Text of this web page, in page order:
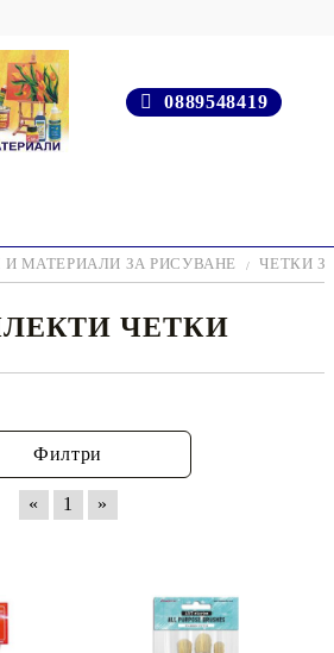
0889548419
И МАТЕРИАЛИ ЗА РИСУВАНЕ ЧЕТКИ
ЧЕТКИ
Филтри
« 1 »